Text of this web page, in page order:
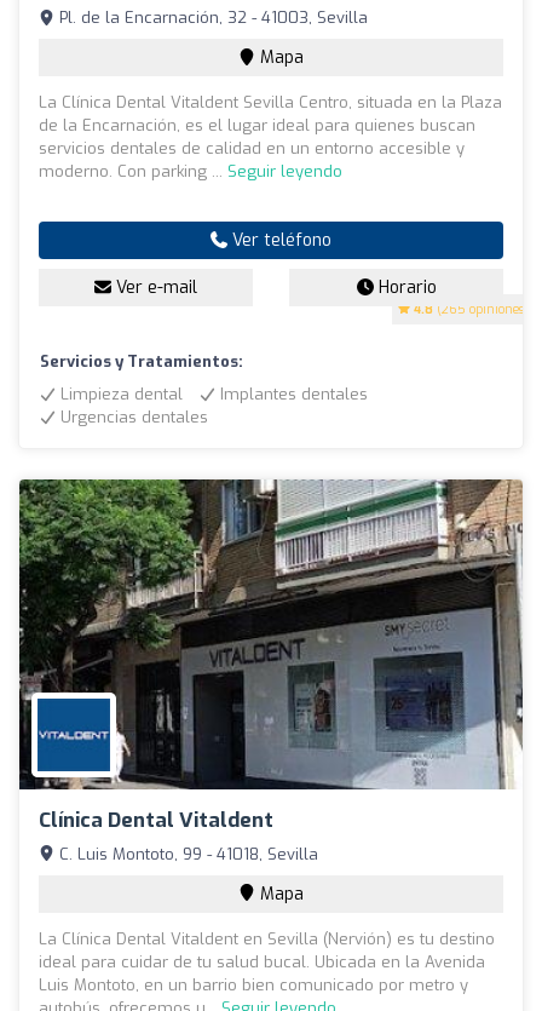
4.8 (265 opiniones)
Pl. de la Encarnación, 32 - 41003, Sevilla
Mapa
La Clínica Dental Vitaldent Sevilla Centro, situada en la Plaza
de la Encarnación, es el lugar ideal para quienes buscan
servicios dentales de calidad en un entorno accesible y
moderno. Con parking ... Seguir leyendo
Ver teléfono
Ver e-mail Horario
Servicios y Tratamientos:
Limpieza dental
Implantes dentales
Urgencias dentales
Clínica Dental Vitaldent
C. Luis Montoto, 99 - 41018, Sevilla
Mapa
La Clínica Dental Vitaldent en Sevilla (Nervión) es tu destino
ideal para cuidar de tu salud bucal. Ubicada en la Avenida
Luis Montoto, en un barrio bien comunicado por metro y